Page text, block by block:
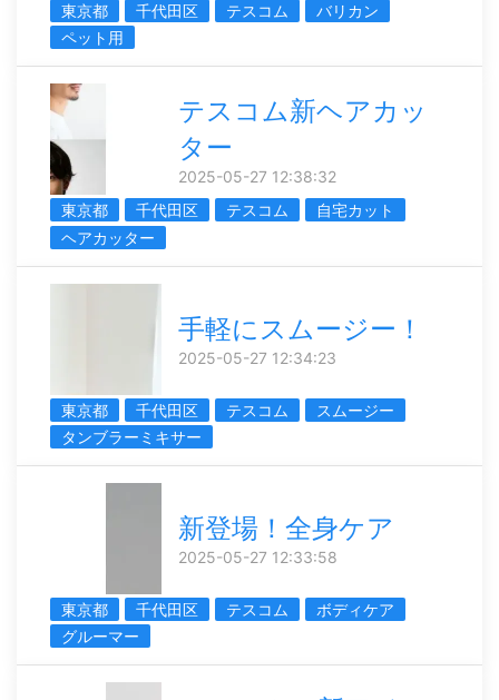
東京都
千代田区 テスコム
バリカン
ペット用
テスコム新ヘアカッ
ター
2025-05-27 12:38:32
東京都
千代田区 テスコム
自宅カット
ヘアカッター
手軽にスムージー！
2025-05-27 12:34:23
東京都 千代田区 テスコム
スムージー
タンブラーミキサー
新登場！全身ケア
2025-05-27 12:33:58
東京都 千代田区 テスコム
ボディケア
グルーマー